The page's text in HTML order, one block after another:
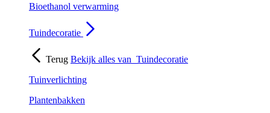
Bioethanol verwarming
Tuindecoratie
Terug Bekijk alles van Tuindecoratie
Tuinverlichting
Plantenbakken